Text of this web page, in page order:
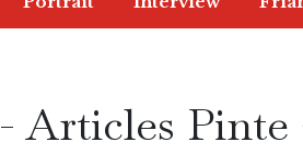
- Articles Pinte